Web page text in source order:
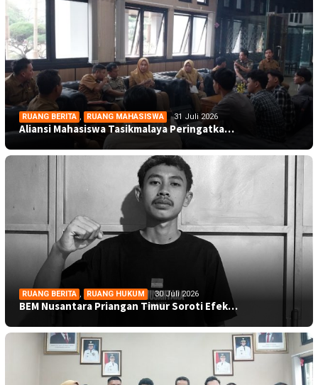
RUANG BERITA , RUANG MAHASISWA 31 Juli 2026
Aliansi Mahasiswa Tasikmalaya Peringatka…
RUANG BERITA , RUANG HUKUM 30 Juli 2026
BEM Nusantara Priangan Timur Soroti Efek…